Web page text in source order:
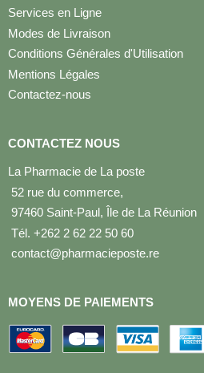
Services en Ligne
Modes de Livraison
Conditions Générales d'Utilisation
Mentions Légales
Contactez-nous
CONTACTEZ NOUS
La Pharmacie de La poste
52 rue du commerce,
97460 Saint-Paul, Île de La Réunion
Tél. +262 2 62 22 50 60
contact@pharmacieposte.re
MOYENS DE PAIEMENTS